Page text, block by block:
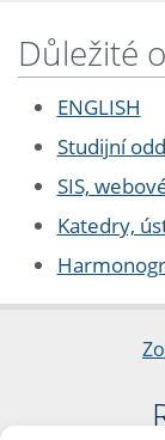
Důležité
ENGLISH
Studijní
SIS,
Katedry,